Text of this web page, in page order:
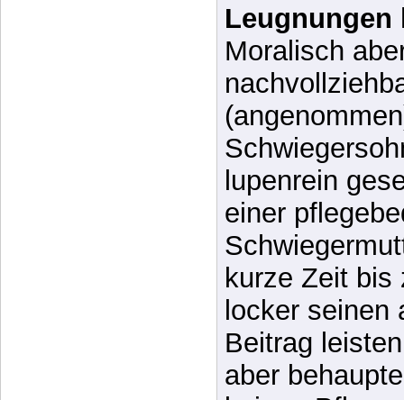
lupenrein
einer
kurze Zeit bis
locker seinen
Beitrag
aber
keinen
erinnern uns